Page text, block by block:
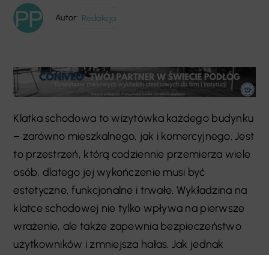
Autor: Redakcja
Klatka schodowa to wizytówka każdego budynku
– zarówno mieszkalnego, jak i komercyjnego. Jest
to przestrzeń, którą codziennie przemierza wiele
osób, dlatego jej wykończenie musi być
estetyczne, funkcjonalne i trwałe. Wykładzina na
klatce schodowej nie tylko wpływa na pierwsze
wrażenie, ale także zapewnia bezpieczeństwo
użytkowników i zmniejsza hałas. Jak jednak